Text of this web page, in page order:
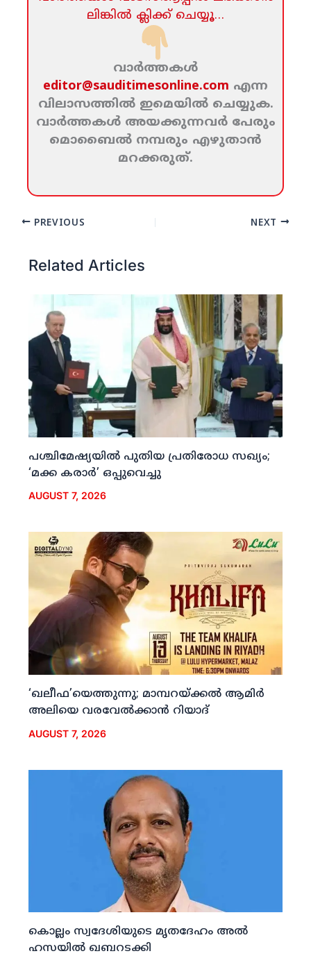
ലിങ്കില്‍ ക്ലിക്ക്‌ ചെയ്യൂ…
വാര്‍ത്തകള്‍
editor@sauditimesonline.com എന്ന
വിലാസത്തില്‍ ഇമെയില്‍ ചെയ്യുക.
വാര്‍ത്തകള്‍ അയക്കുന്നവര്‍ പേരും
മൊബൈല്‍ നമ്പരും എഴുതാന്‍
മറക്കരുത്‌.
PREVIOUS NEXT
Related Articles
പശ്ചിമേഷ്യയില്‍ പുതിയ പ്രതിരോധ സഖ്യം;
‘മക്ക കരാര്‍’ ഒപ്പുവെച്ചു
AUGUST 7, 2026
‘ഖലീഫ’യെത്തുന്നു; മാമ്പറയ്ക്കല്‍ ആമിര്‍
അലിയെ വരവേല്‍ക്കാന്‍ റിയാദ്
AUGUST 7, 2026
കൊല്ലം സ്വദേശിയുടെ മൃതദേഹം അല്‍
ഹസയില്‍ ഖബറടക്കി